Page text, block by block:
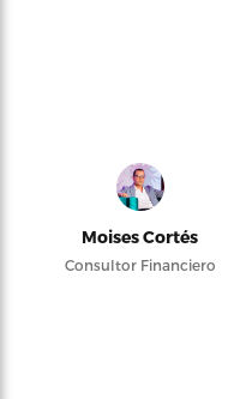
Moises Cortés
Consultor Financiero